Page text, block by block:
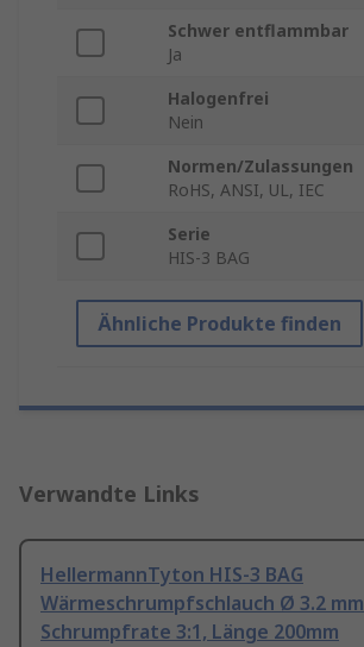
Schwer entflammbar
Ja
Halogenfrei
Nein
Normen/Zulassungen
RoHS, ANSI, UL, IEC
Serie
HIS-3 BAG
Ähnliche Produkte finden
Verwandte Links
HellermannTyton HIS-3 BAG
Wärmeschrumpfschlauch Ø 3.2 mm
Schrumpfrate 3:1, Länge 200mm